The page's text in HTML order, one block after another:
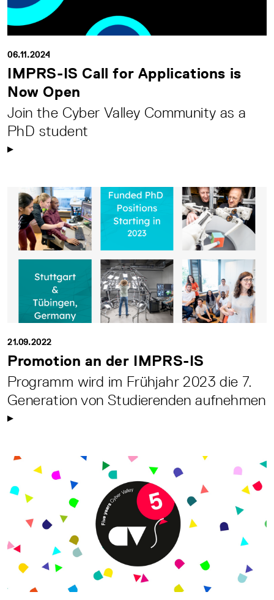
06.11.2024
IMPRS-IS Call for Applications is
Now Open
Join the Cyber Valley Community as a
PhD student
21.09.2022
Promotion an der IMPRS-IS
Programm wird im Frühjahr 2023 die 7.
Generation von Studierenden aufnehmen